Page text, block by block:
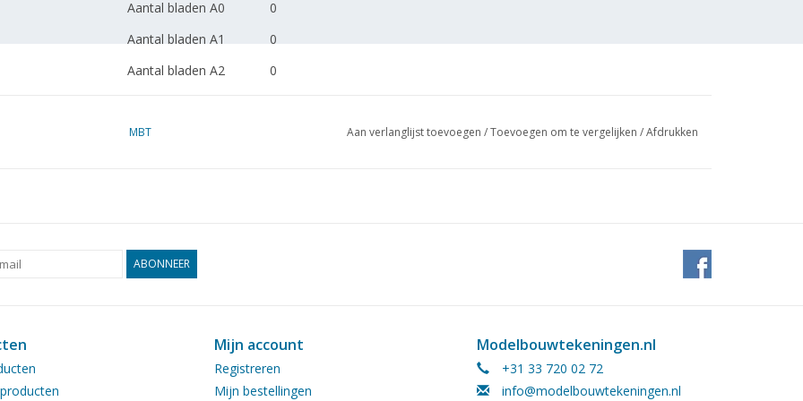
Aantal bladen A0
0
Aantal bladen A1
0
Aantal bladen A2
0
Aantal bladen A4
Gewicht in gram
Bijzonderheden
MBT Aan verlanglijst toevoegen /Toevoegen om te vergelijken /Afdrukken
ABONNEER
Mijn account
Registreren
Mijn bestellingen
Modelbouwtekeningen.nl
+31 33 720 02 72
info@modelbouwtekeningen.nl